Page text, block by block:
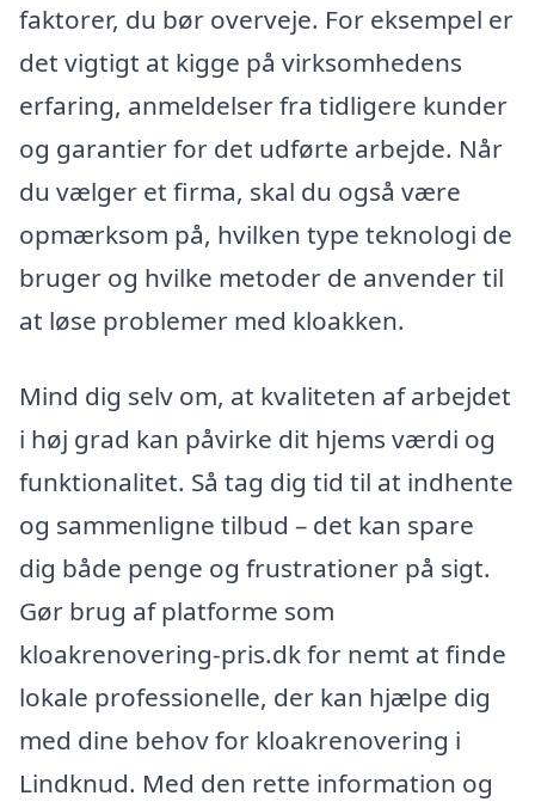
faktorer, du bør overveje. For eksempel er
det vigtigt at kigge på virksomhedens
erfaring, anmeldelser fra tidligere kunder
og garantier for det udførte arbejde. Når
du vælger et firma, skal du også være
opmærksom på, hvilken type teknologi de
bruger og hvilke metoder de anvender til
at løse problemer med kloakken.
Mind dig selv om, at kvaliteten af arbejdet
i høj grad kan påvirke dit hjems værdi og
funktionalitet. Så tag dig tid til at indhente
og sammenligne tilbud – det kan spare
dig både penge og frustrationer på sigt.
Gør brug af platforme som
kloakrenovering-pris.dk for nemt at finde
lokale professionelle, der kan hjælpe dig
med dine behov for kloakrenovering i
Lindknud. Med den rette information og